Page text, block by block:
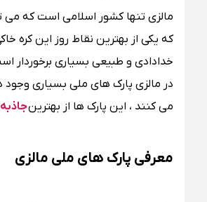
مالزی تنها کشور اسلامی است که می
که یکی از بهترین نقاط روز این کره
خدادادی و طبیعی بسیاری برخوردار
در مالزی پارک های ملی بسیاری وجود
می کنند ، این پارک ها از بهترین
معرفی پارک های ملی مالزی